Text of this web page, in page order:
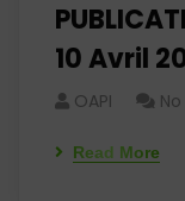
10 Avril
OAPI
Read More